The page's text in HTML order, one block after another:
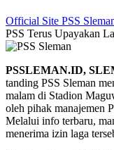
Official Site PSS
PSS Terus Upayakan
PSSLEMAN.ID,
tanding PSS Sleman
malam di Stadion
oleh pihak manajemen
Melalui info terbaru,
menerima izin laga